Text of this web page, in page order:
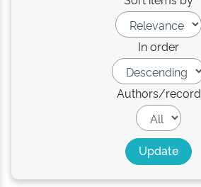
In order
Authors/record